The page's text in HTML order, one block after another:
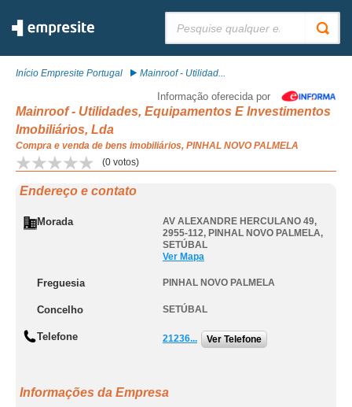
Início Empresite Portugal Mainroof - Utilidad...
Informação oferecida por
Mainroof - Utilidades, Equipamentos E Investimentos
Imobiliários, Lda
Compra e venda de bens imobiliários, PINHAL NOVO PALMELA
(0 votos)
Endereço e contato
Morada
AV ALEXANDRE HERCULANO 49,
2955-112, PINHAL NOVO PALMELA,
SETÚBAL
Ver Mapa
Freguesia PINHAL NOVO PALMELA
Concelho SETÚBAL
Telefone 21236... Ver Telefone
Informações da Empresa